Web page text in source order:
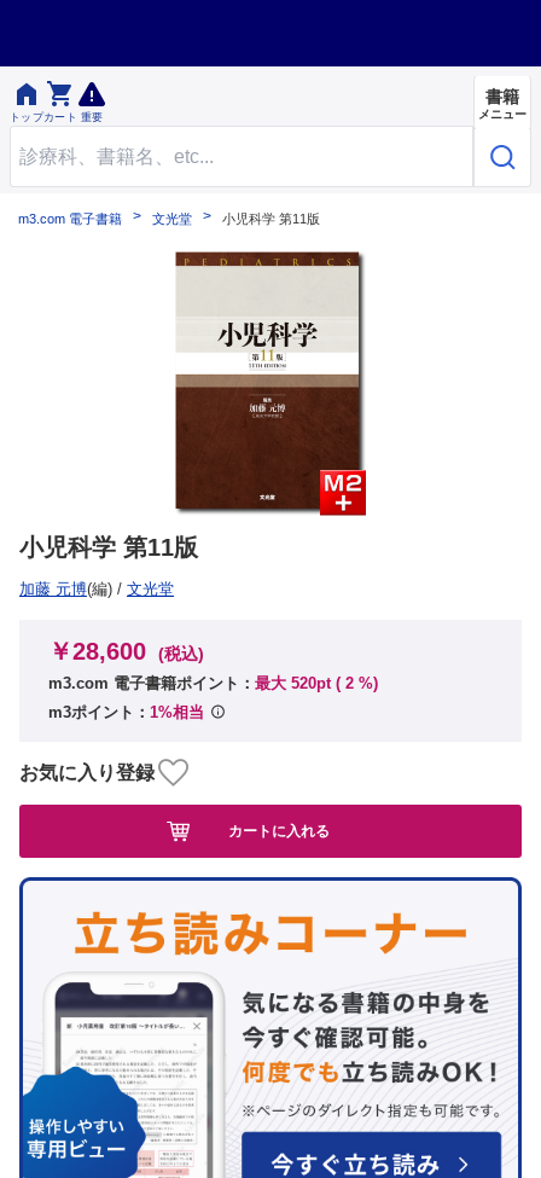

トップ

カート 重要
書籍
メニュー
m3.com 電子書籍 文光堂 小児科学 第11版
小児科学 第11版
加藤 元博(編) / 文光堂
￥28,600 (税込)
m3.com 電子書籍ポイント： 最大 520pt ( 2 %)
m3ポイント： 1%相当
お気に入り登録
カートに入れる